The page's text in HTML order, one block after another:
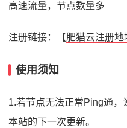
高速流量，节点数量多
注册链接：【肥猫云注册地
使用须知
1.若节点无法正常Ping通
本站的下一次更新。